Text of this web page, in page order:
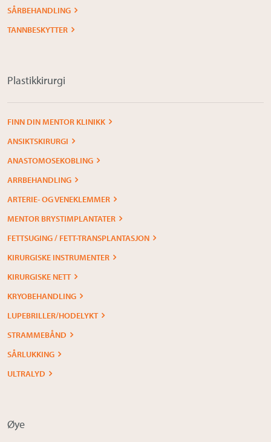
SÅRBEHANDLING
TANNBESKYTTER
Plastikkirurgi
FINN DIN MENTOR KLINIKK
ANSIKTSKIRURGI
ANASTOMOSEKOBLING
ARRBEHANDLING
ARTERIE- OG VENEKLEMMER
MENTOR BRYSTIMPLANTATER
FETTSUGING / FETT-TRANSPLANTASJON
KIRURGISKE INSTRUMENTER
KIRURGISKE NETT
KRYOBEHANDLING
LUPEBRILLER/HODELYKT
STRAMMEBÅND
SÅRLUKKING
ULTRALYD
Øye